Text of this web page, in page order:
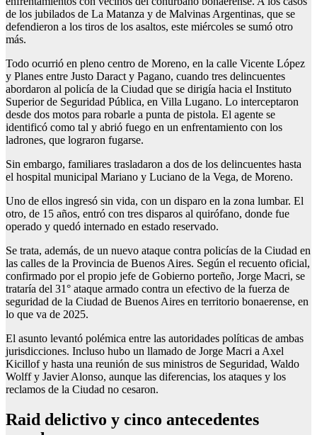
de los jubilados de La Matanza y de Malvinas Argentinas, que se
defendieron a los tiros de los asaltos, este miércoles se sumó otro
más.
Todo ocurrió en pleno centro de Moreno, en la calle Vicente López
y Planes entre Justo Daract y Pagano, cuando tres delincuentes
abordaron al policía de la Ciudad que se dirigía hacia el Instituto
Superior de Seguridad Pública, en Villa Lugano. Lo interceptaron
desde dos motos para robarle a punta de pistola. El agente se
identificó como tal y abrió fuego en un enfrentamiento con los
ladrones, que lograron fugarse.
Sin embargo, familiares trasladaron a dos de los delincuentes hasta
el hospital municipal Mariano y Luciano de la Vega, de Moreno.
Uno de ellos ingresó sin vida, con un disparo en la zona lumbar. El
otro, de 15 años, entró con tres disparos al quirófano, donde fue
operado y quedó internado en estado reservado.
Se trata, además, de un nuevo ataque contra policías de la Ciudad en
las calles de la Provincia de Buenos Aires. Según el recuento oficial,
confirmado por el propio jefe de Gobierno porteño, Jorge Macri, se
trataría del 31° ataque armado contra un efectivo de la fuerza de
seguridad de la Ciudad de Buenos Aires en territorio bonaerense, en
lo que va de 2025.
El asunto levantó polémica entre las autoridades políticas de ambas
jurisdicciones. Incluso hubo un llamado de Jorge Macri a Axel
Kicillof y hasta una reunión de sus ministros de Seguridad, Waldo
Wolff y Javier Alonso, aunque las diferencias, los ataques y los
reclamos de la Ciudad no cesaron.
Raid delictivo y cinco antecedentes